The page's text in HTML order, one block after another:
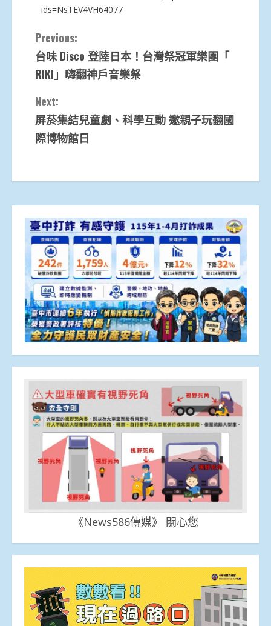
ids=NsTEV4VH64077
Continue
Reading
Previous:
台味 Disco 登陸日本！台灣祭冠軍樂團「
RIKI」嗨翻神戶音樂祭
Next:
屏菸集結兒童劇、科學互動 邀親子玩翻國
際博物館日
《News586傳媒》 關心您